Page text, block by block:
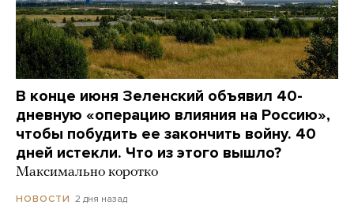
В конце июня Зеленский объявил 40-
дневную «операцию влияния на Россию»,
чтобы побудить ее закончить войну. 40
дней истекли. Что из этого вышло?
Максимально коротко
НОВОСТИ 2 дня назад